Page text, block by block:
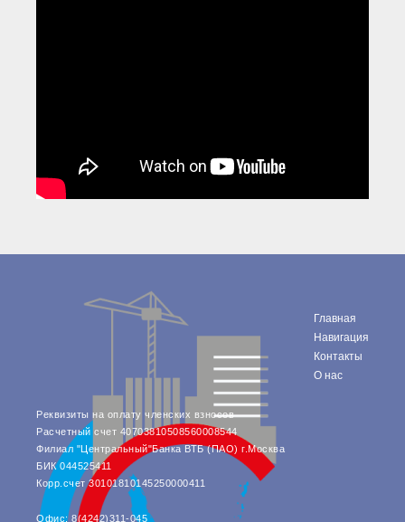
Реквизиты на оплату членских взносов
Расчетный счет 40703810508560008544
Филиал "Центральный"Банка ВТБ (ПАО) г.Москва
БИК 044525411
Корр.счет 30101810145250000411
Офис: 8(4242)311-045
Главная
Навигация
Контакты
О нас